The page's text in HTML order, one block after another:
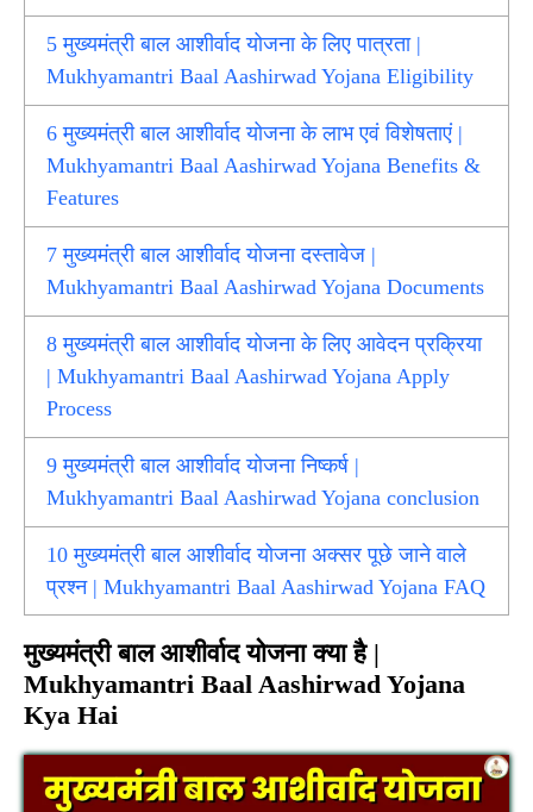
5 मुख्यमंत्री बाल आशीर्वाद योजना के लिए पात्रता |
Mukhyamantri Baal Aashirwad Yojana Eligibility
6 मुख्यमंत्री बाल आशीर्वाद योजना के लाभ एवं विशेषताएं |
Mukhyamantri Baal Aashirwad Yojana Benefits &
Features
7 मुख्यमंत्री बाल आशीर्वाद योजना दस्तावेज |
Mukhyamantri Baal Aashirwad Yojana Documents
8 मुख्यमंत्री बाल आशीर्वाद योजना के लिए आवेदन प्रक्रिया
| Mukhyamantri Baal Aashirwad Yojana Apply
Process
9 मुख्यमंत्री बाल आशीर्वाद योजना निष्कर्ष |
Mukhyamantri Baal Aashirwad Yojana conclusion
10 मुख्यमंत्री बाल आशीर्वाद योजना अक्सर पूछे जाने वाले
प्रश्न | Mukhyamantri Baal Aashirwad Yojana FAQ
मुख्यमंत्री बाल आशीर्वाद योजना क्या है |
Mukhyamantri Baal Aashirwad Yojana
Kya Hai